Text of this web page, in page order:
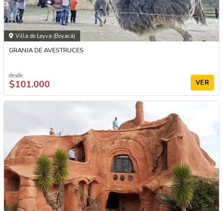
Villa de Leyva (Boyacá)
GRANJA DE AVESTRUCES
desde
$101.000 VER